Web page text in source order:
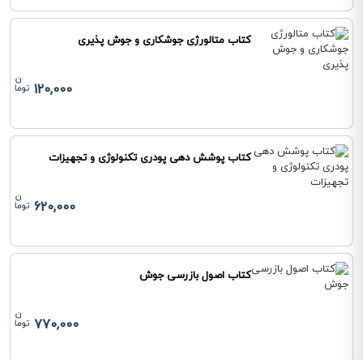
کتاب متالورژی جوشکاری و جوش پذیری
120,000
کتاب پوشش دهی پودری تکنولوژی و تجهیزات
620,000
کتاب اصول بازرسی جوش
770,000